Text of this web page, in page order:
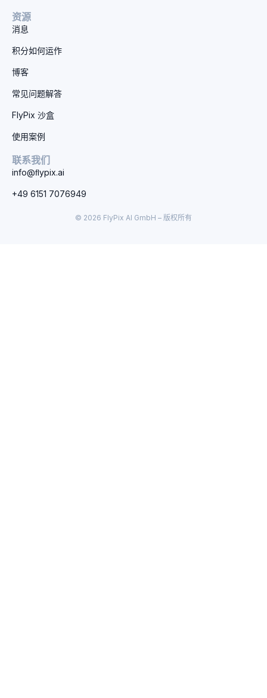
资源
消息
积分如何运作
博客
常见问题解答
FlyPix 沙盒
使用案例
联系我们
info@ﬂypix.ai
+49 6151 7076949
© 2026 FlyPix AI GmbH – 版权所有